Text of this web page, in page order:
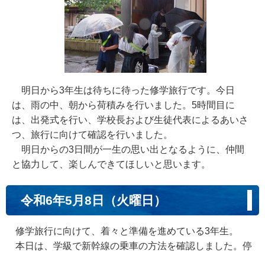
明日から3年生は待ちに待った修学旅行です。今日
は、雨の中、朝から荷積みを行いました。5時間目に
は、出発式を行い、学校長および生徒代表によるあいさ
つ、旅行に向けて確認を行いました。
明日からの3日間が一生の思い出となるように、仲間
と協力して、楽しんできてほしいと思います。
令和6年5月8日（火曜日）
修学旅行に向けて、着々と準備を進めている3年生。
本日は、学級で新幹線の乗車の方法を確認しました。停